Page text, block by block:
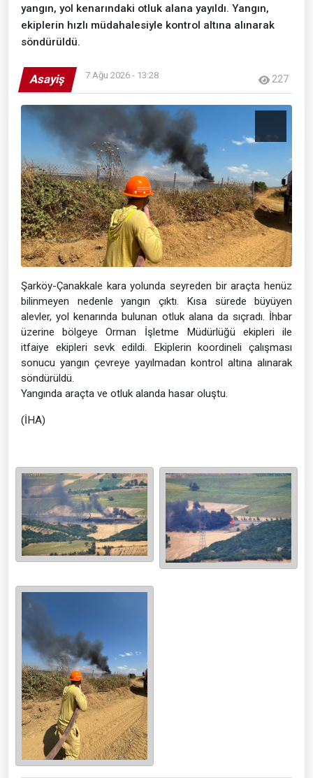
yangın, yol kenarındaki otluk alana yayıldı. Yangın,
ekiplerin hızlı müdahalesiyle kontrol altına alınarak
söndürüldü.
Asayiş 7 Ağu 2026 - 13:28 227
Şarköy-Çanakkale kara yolunda seyreden bir araçta henüz
bilinmeyen nedenle yangın çıktı. Kısa sürede büyüyen
alevler, yol kenarında bulunan otluk alana da sıçradı. İhbar
üzerine bölgeye Orman İşletme Müdürlüğü ekipleri ile
itfaiye ekipleri sevk edildi. Ekiplerin koordineli çalışması
sonucu yangın çevreye yayılmadan kontrol altına alınarak
söndürüldü.
Yangında araçta ve otluk alanda hasar oluştu.
(İHA)